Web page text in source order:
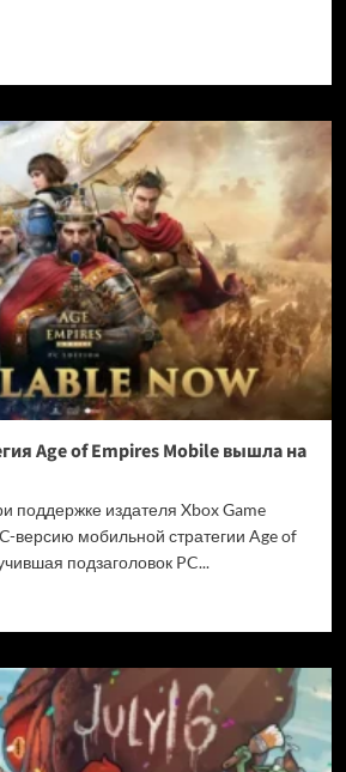
Age of Empires Mobile вышла на
поддержке издателя Xbox Game
версию мобильной стратегии Age of
подзаголовок PC...